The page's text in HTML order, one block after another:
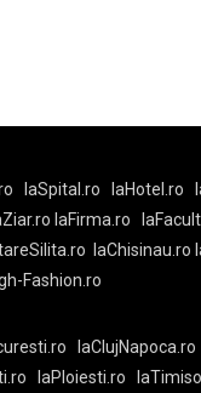
laSpital.ro laHotel.ro
laFirma.ro
laChisinau.ro
Fashion.ro
laClujNapoca.ro
laPloiesti.ro